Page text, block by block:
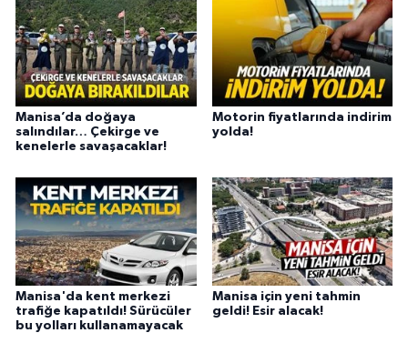
Manisa’da doğaya
salındılar… Çekirge ve
kenelerle savaşacaklar!
Motorin fiyatlarında indirim
yolda!
Manisa'da kent merkezi
trafiğe kapatıldı! Sürücüler
bu yolları kullanamayacak
Manisa için yeni tahmin
geldi! Esir alacak!